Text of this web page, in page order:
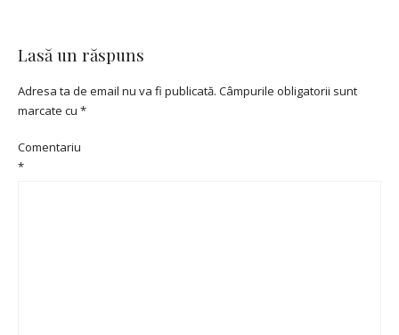
Lasă un răspuns
Adresa ta de email nu va fi publicată. Câmpurile obligatorii sunt
marcate cu *
Comentariu
*